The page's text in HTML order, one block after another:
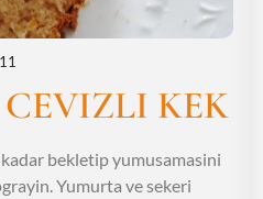
KEK
bekletip yumusamasini
Yumurta ve sekeri